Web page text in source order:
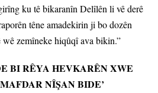
ku tê bikaranîn Delîlên li vê derê
têne amadekirin ji bo dozên
zemîneke hiqûqî ava bikin.”
BI RÊYA HEVKARÊN XWE
NÎŞAN BIDE’